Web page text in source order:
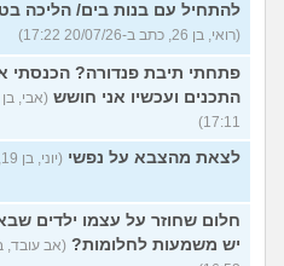
להתחיל עם בנות בים/ הליכה
(רואי, בן 26, כתב ב-20/07/26 17:22)
פתחתי תיבת פנדורה? הכנסתי
התכנים ועכשיו אני חושש
17:11)
לצאת מהצבא על נפשי (יוני, בן 19, כתב ב-20/07/26 17:02)
חלום שחוזר על עצמו ילדים
יש משמעות לחלומות?